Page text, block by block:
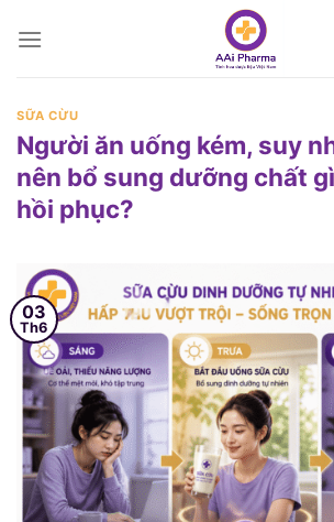
SỮA CỪU
Người ăn uống kém, suy
nên bổ sung dưỡng chất
hồi phục?
03
Th6